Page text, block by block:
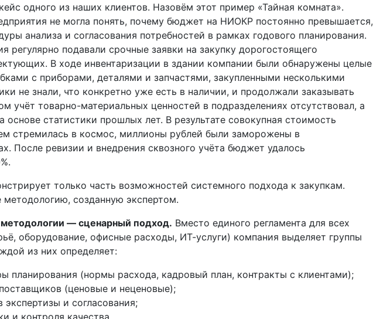
одного из наших клиентов. Назовём этот пример «Тайная комната».
не могла понять, почему бюджет на НИОКР постоянно превышается,
анализа и согласования потребностей в рамках годового планирования.
регулярно подавали срочные заявки на закупку дорогостоящего
В ходе инвентаризации в здании компании были обнаружены целые
с приборами, деталями и запчастями, закупленными несколькими
не знали, что конкретно уже есть в наличии, и продолжали заказывать
учёт товарно-материальных ценностей в подразделениях отсутствовал, а
основе статистики прошлых лет. В результате совокупная стоимость
стремилась в космос, миллионы рублей были заморожены в
После ревизии и внедрения сквозного учёта бюджет удалось
только часть возможностей системного подхода к закупкам.
созданную экспертом.
— сценарный подход. Вместо единого регламента для всех
оборудование, офисные расходы, ИТ-услуги) компания выделяет группы
из них определяет:
планирования (нормы расхода, кадровый план, контракты с клиентами);
(ценовые и неценовые);
экспертизы и согласования;
и контроля качества